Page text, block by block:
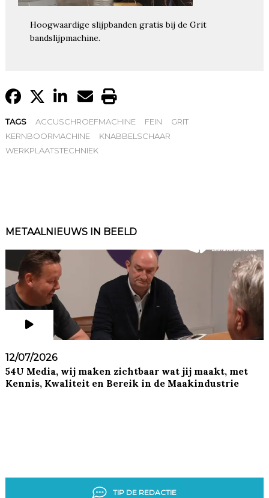
Hoogwaardige slijpbanden gratis bij de Grit
bandslijpmachine.
TAGS ACCUSCHROEFMACHINE FEIN
GRIT
KERNBOORMACHINE
KNABBELSCHAAR
WERKPLAATSTECHNIEK
METAALNIEUWS IN BEELD
12/07/2026
54U Media, wij maken zichtbaar wat jij maakt, met
Kennis, Kwaliteit en Bereik in de Maakindustrie
TIP DE REDACTIE